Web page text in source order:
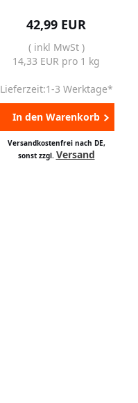
42,99 EUR
( inkl MwSt )
14,33 EUR pro 1 kg
Lieferzeit:1-3 Werktage*
In den Warenkorb
Versandkostenfrei nach DE,
sonst zzgl. Versand